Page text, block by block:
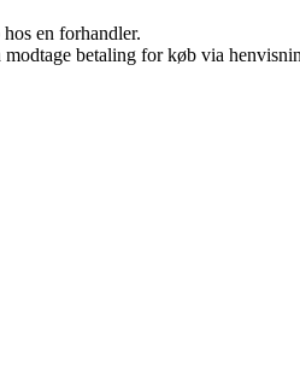
en forhandler.
betaling for køb via